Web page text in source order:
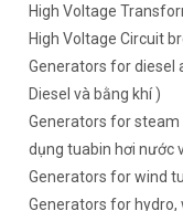
High Voltage
High Voltage Circuit
Generators for diesel
Diesel và bằng khí )
Generators for steam
dụng tuabin hơi nước
Generators for wind
Generators for hydro,